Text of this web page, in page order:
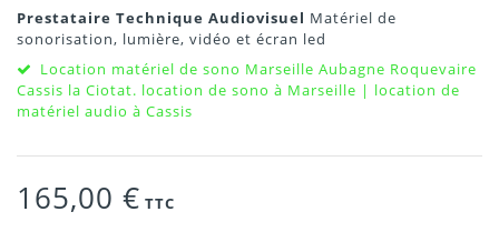
Prestataire Technique Audiovisuel Matériel de
sonorisation, lumière, vidéo et écran led
Location matériel de sono Marseille Aubagne Roquevaire
Cassis la Ciotat. location de sono à Marseille | location de
matériel audio à Cassis
165,00 € TTC